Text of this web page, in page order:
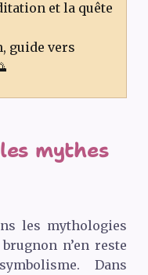
et la quête
guide vers
mythes
les mythologies
n’en reste
Dans